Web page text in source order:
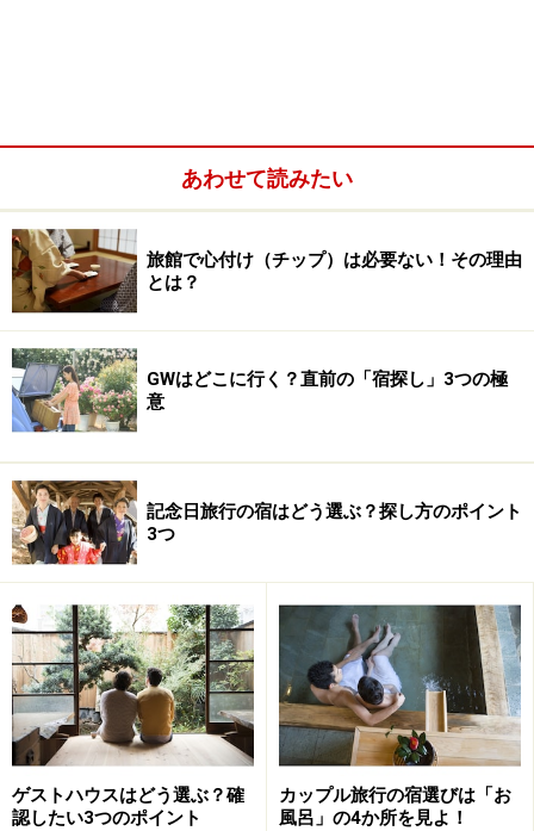
おふたり様専用の宿「時の宿すみれ」は、森の中にある
新幹線のガタンゴトンという音が聞こえてくる、山中の
森の中に立つ一軒宿だ。目の前には清流が流れ、霧でも
かかれば、ノスタルジックな雰囲気が醸し出される。宿
は、経営者黄木綾子さんの祖父が建てた温泉宿・すみれ
荘の土地を引き継ぎ、2005年に開業した。その昔は、長
逗留する湯治客でにぎわったという。
あわせて読みたい
旅館で心付け（チップ）は必要ない！その理由
とは？
GWはどこに行く？直前の「宿探し」3つの極
意
記念日旅行の宿はどう選ぶ？探し方のポイント
3つ
ゲストハウスはどう選ぶ？確
認したい3つのポイント
カップル旅行の宿選びは「お
風呂」の4か所を見よ！